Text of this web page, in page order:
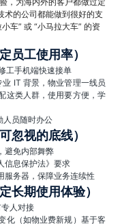
术的公司都能做到很好的支
车” 或 “小马拉大车” 的资
员工使用率）
工手机端快速接单
IT 背景，物业管理一线员
这类人群，使用要方便，学
人员随时办公
忽视的底线）
避免内部舞弊
信息保护法》要求
服务器，保障业务连续性
长期使用体验）
人对接
化（如物业费新规）基于客